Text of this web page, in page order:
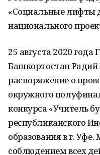
«Социальные лифты
национального
25 августа 2020 года
Башкортостан
распоряжение о
окружного
конкурса «Учитель
республиканского
образования в г.
соблюдением всех